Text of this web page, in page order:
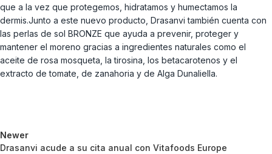
que a la vez que protegemos, hidratamos y humectamos la
dermis.Junto a este nuevo producto, Drasanvi también cuenta con
las perlas de sol BRONZE que ayuda a prevenir, proteger y
mantener el moreno gracias a ingredientes naturales como el
aceite de rosa mosqueta, la tirosina, los betacarotenos y el
extracto de tomate, de zanahoria y de Alga Dunaliella.
Newer
Drasanvi acude a su cita anual con Vitafoods Europe